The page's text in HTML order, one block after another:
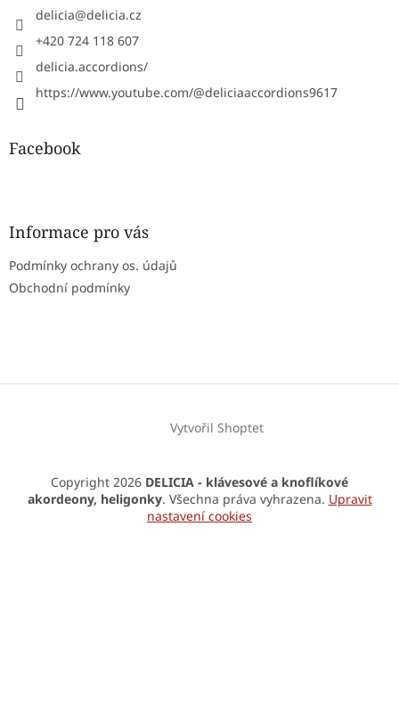
delicia@delicia.cz
+420 724 118 607
delicia.accordions/
https://www.youtube.com/@deliciaaccordions9617
Facebook
Informace pro vás
Podmínky ochrany os. údajů
Obchodní podmínky
Vytvořil Shoptet
Copyright 2026 DELICIA - klávesové a knoflíkové
akordeony, heligonky. Všechna práva vyhrazena. Upravit
nastavení cookies